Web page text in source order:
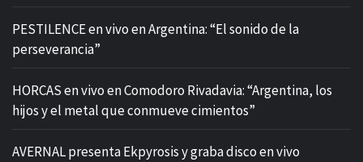
PESTILENCE en vivo en Argentina: “El sonido de la
perseverancia”
HORCAS en vivo en Comodoro Rivadavia: “Argentina, los
hijos y el metal que conmueve cimientos”
AVERNAL presenta Ekpyrosis y graba disco en vivo